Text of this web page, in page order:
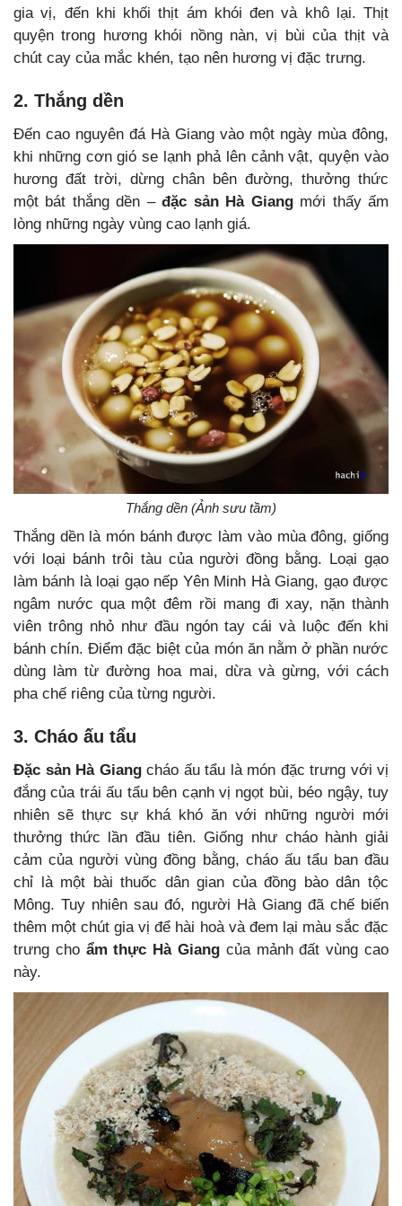
gia vị, đến khi khối thịt ám khói đen và khô lại. Thịt
quyện trong hương khói nồng nàn, vị bùi của thịt và
chút cay của mắc khén, tạo nên hương vị đặc trưng.
2. Thắng dền
Đến cao nguyên đá Hà Giang vào một ngày mùa đông,
khi những cơn gió se lạnh phả lên cảnh vật, quyện vào
hương đất trời, dừng chân bên đường, thưởng thức
một bát thắng dền –đặc sản Hà Giangmới thấy ấm
lòng những ngày vùng cao lạnh giá.
Thắng dền (Ảnh sưu tầm)
Thắng dền là món bánh được làm vào mùa đông, giống
với loại bánh trôi tàu của người đồng bằng. Loại gạo
làm bánh là loại gạo nếp Yên Minh Hà Giang, gạo được
ngâm nước qua một đêm rồi mang đi xay, nặn thành
viên trông nhỏ như đầu ngón tay cái và luộc đến khi
bánh chín. Điểm đặc biệt của món ăn nằm ở phần nước
dùng làm từ đường hoa mai, dừa và gừng, với cách
pha chế riêng của từng người.
3. Cháo ấu tẩu
Đặc sản Hà Giangcháo ấu tẩu là món đặc trưng với vị
đắng của trái ấu tẩu bên cạnh vị ngọt bùi, béo ngậy, tuy
nhiên sẽ thực sự khá khó ăn với những người mới
thưởng thức lần đầu tiên. Giống như cháo hành giải
cảm của người vùng đồng bằng, cháo ấu tẩu ban đầu
chỉ là một bài thuốc dân gian của đồng bào dân tộc
Mông. Tuy nhiên sau đó, người Hà Giang đã chế biến
thêm một chút gia vị để hài hoà và đem lại màu sắc đặc
trưng cho ẩm thực Hà Giang của mảnh đất vùng cao
này.